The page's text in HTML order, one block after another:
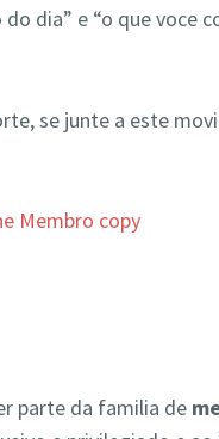
dia” e “o que voce
se junte a este
parte da familia de